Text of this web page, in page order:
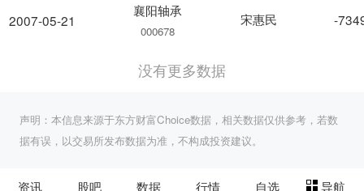
2007-05-21
襄阳轴承
000678
宋惠民 -
没有更多数据
声明：本信息来源于东方财富Choice数据，相关数据仅供参考，若数
据有误，以交易所发布数据为准，不构成投资建议。
资讯 股吧 数据 行情 自选 导航